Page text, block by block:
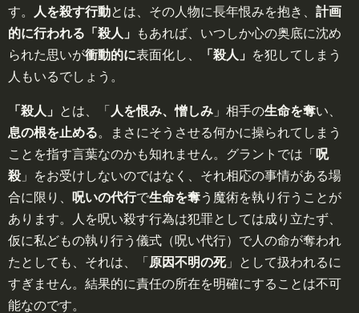
す。
人を殺す行動とは、その人物に長年恨みを抱き、 計画
的に行われる「殺人」
もあれば、いつしか心の奥底に沈め
られた思いが衝動的に表面化し、 「殺人」
を犯してしまう
人もいるでしょう。
「殺人」 とは、「 人を恨み、憎しみ 」相手の生命を奪い、
息の根を止める。まさにそうさせる何かに操られてしまう
ことを指す言葉なのかも知れません。グラントでは「 呪
殺 」をお受けしないのではなく、それ相応の事情がある場
合に限り、
呪いの代行で生命を奪う魔術を執り行うことが
あります。人を呪い殺す行為は犯罪としては成り立たず、
仮に私どもの執り行う儀式（呪い代行）で人の命が奪われ
たとしても、それは、「 原因不明の死」として扱われるに
すぎません。結果的に責任の所在を明確にすることは不可
能なのです。